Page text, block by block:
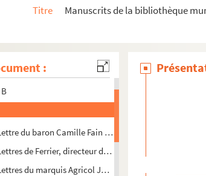
Titre
Manuscrits de la bibliothèque
:
concernant des immeubles et des terres sis à
adressée à Jacques Boucher de Crévecoeur
du baron Camille Fain du cabinet du Roi
de Ferrier, directeur des douanes
du marquis Agricol Joseph Fortia d'Urban (1756-